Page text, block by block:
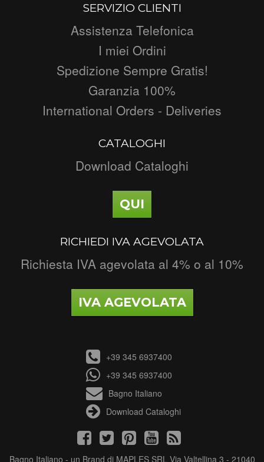
SERVIZIO CLIENTI
Assistenza Telefonica
I miei Ordini
Spedizione Sempre Gratis!
Garanzia 100%
International Orders - Deliveries
CATALOGHI
Download Cataloghi
QUI
RICHIEDI IVA AGEVOLATA
Richiesta IVA agevolata al 4% o al 10%
IVA AGEVOLATA
+39 345 6937400
+39 345 6937400
Bagno Italiano
Download Cataloghi
Bagno Italiano - un Brand di MAPLES SRL Via Valtellina 3 - 21040